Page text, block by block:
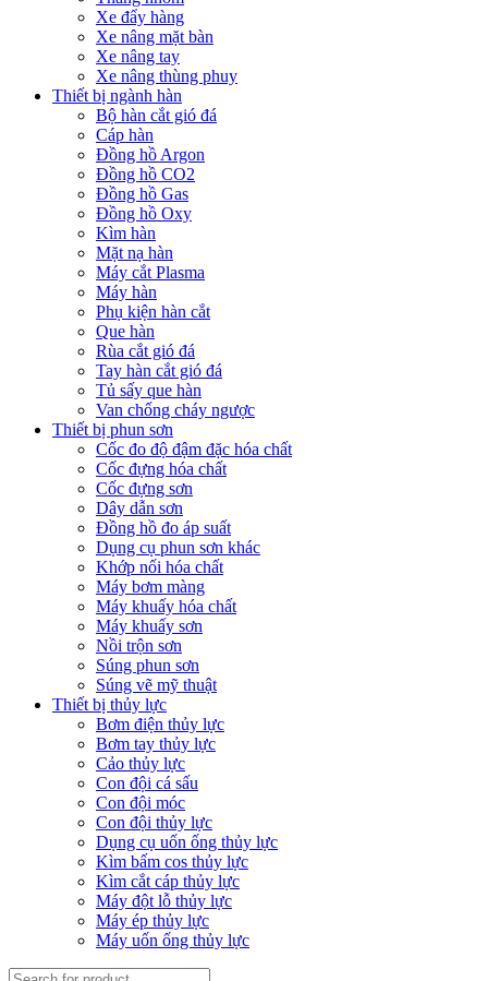
Xe đẩy hàng
Xe nâng mặt bàn
Xe nâng tay
Xe nâng thùng phuy
Thiết bị ngành hàn
Bộ hàn cắt gió đá
Cáp hàn
Đồng hồ Argon
Đồng hồ CO2
Đồng hồ Gas
Đồng hồ Oxy
Kìm hàn
Mặt nạ hàn
Máy cắt Plasma
Máy hàn
Phụ kiện hàn cắt
Que hàn
Rùa cắt gió đá
Tay hàn cắt gió đá
Tủ sấy que hàn
Van chống cháy ngược
Thiết bị phun sơn
Cốc đo độ đậm đặc hóa chất
Cốc đựng hóa chất
Cốc đựng sơn
Dây dẫn sơn
Đồng hồ đo áp suất
Dụng cụ phun sơn khác
Khớp nối hóa chất
Máy bơm màng
Máy khuấy hóa chất
Máy khuấy sơn
Nồi trộn sơn
Súng phun sơn
Súng vẽ mỹ thuật
Thiết bị thủy lực
Bơm điện thủy lực
Bơm tay thủy lực
Cảo thủy lực
Con đội cá sấu
Con đội móc
Con đội thủy lực
Dụng cụ uốn ống thủy lực
Kìm bấm cos thủy lực
Kìm cắt cáp thủy lực
Máy đột lỗ thủy lực
Máy ép thủy lực
Máy uốn ống thủy lực